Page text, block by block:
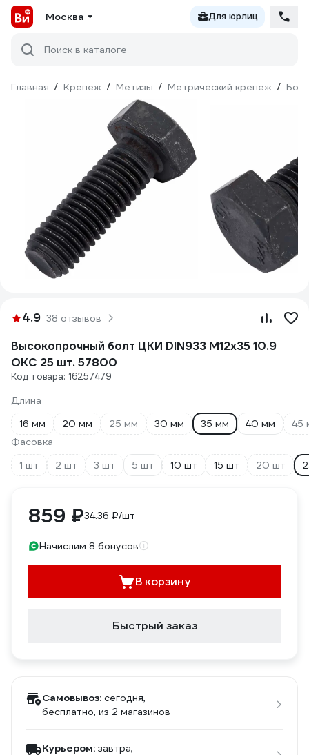
Москва Для юрлиц
Поиск в каталоге
Главная / Крепёж / Метизы / Метрический крепеж /
4.9 38 отзывов
Высокопрочный болт ЦКИ DIN933 М12х35 10.9
ОКС 25 шт. 57800
Код товара: 16257479
Длина
16 мм
20 мм 25 мм 30 мм 35 мм 40 мм
45
Фасовка
1 шт
2 шт 3 шт 5 шт 10 шт 15 шт 20 шт
859 ₽34.36 ₽/шт
Начислим 8 бонусов
В корзину
Быстрый заказ
Самовывоз: сегодня,
бесплатно, из 2 магазинов
Курьером: завтра,